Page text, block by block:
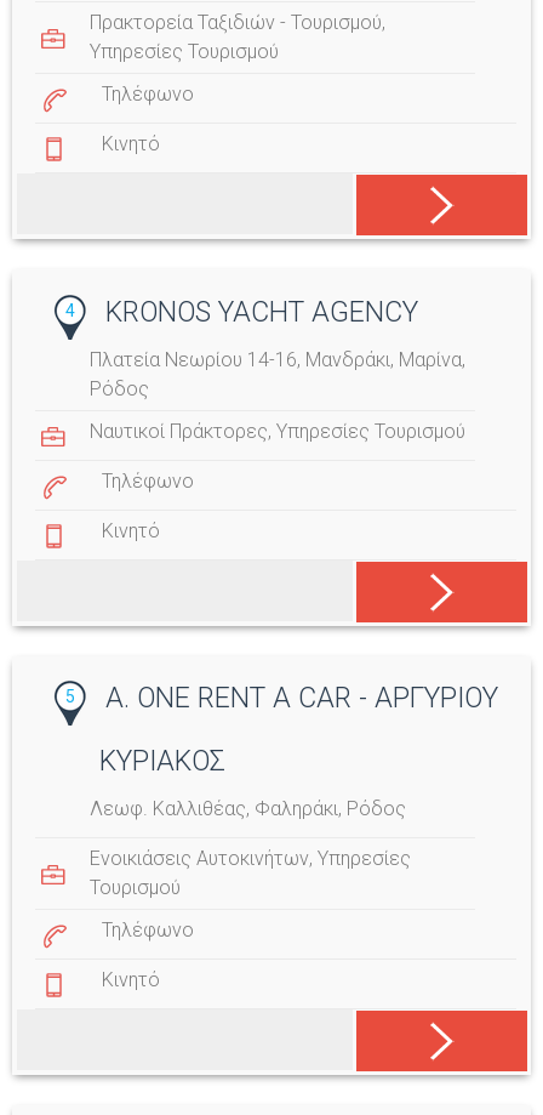
Πρακτορεία Ταξιδιών - Τουρισμού,
Υπηρεσίες Τουρισμού
Τηλέφωνο
Κινητό
4 KRONOS YACHT AGENCY
Πλατεία Νεωρίου 14-16, Μανδράκι, Μαρίνα,
Ρόδος
Ναυτικοί Πράκτορες,Υπηρεσίες Τουρισμού
Τηλέφωνο
Κινητό
5
A. ONE RENT A CAR - ΑΡΓΥΡΙΟΥ
ΚΥΡΙΑΚΟΣ
Λεωφ. Καλλιθέας, Φαληράκι, Ρόδος
Ενοικιάσεις Αυτοκινήτων,Υπηρεσίες
Τουρισμού
Τηλέφωνο
Κινητό